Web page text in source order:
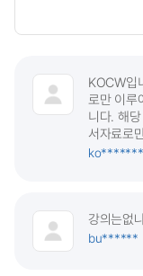
KOCW입
로만 이루
니다. 해
서자료로
강의는없
bu******